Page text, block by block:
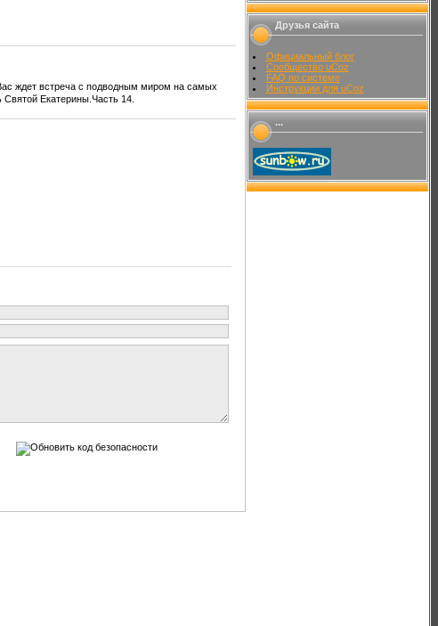
ждет встреча с подводным миром на самых
Екатерины.Часть 14.
Друзья сайта
Официальный блог
Сообщество uCoz
FAQ по системе
Инструкции для uCoz
...